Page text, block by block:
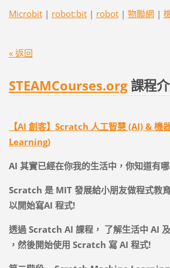
Microbit | robot:bit | robot | 物聯網 |
« 返回
STEAMCourses.org課程
【AI 創客】Scratch 人工智慧 (AI) &
Learning)
AI 其實已經在你我的生活中，你知道有
Scratch 是MIT 發展給小朋友做程式教
以開始寫AI 程式!
透過Scratch AI 課程， 了解生活中 AI
，然後開始使用 Scratch 寫AI 程式!